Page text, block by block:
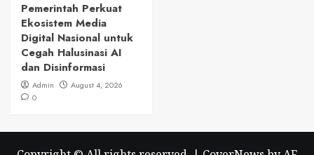
Pemerintah Perkuat
Ekosistem Media
Digital Nasional untuk
Cegah Halusinasi AI
dan Disinformasi
Admin
August 4, 2026
0